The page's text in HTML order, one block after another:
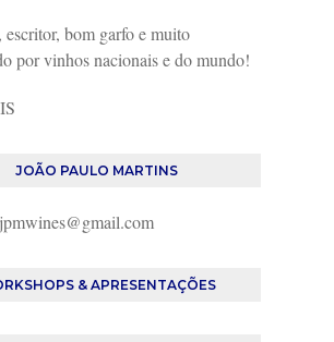
escritor, bom garfo e muito
por vinhos nacionais e do mundo!
JOÃO PAULO MARTINS
jpmwines@gmail.com
& APRESENTAÇÕES